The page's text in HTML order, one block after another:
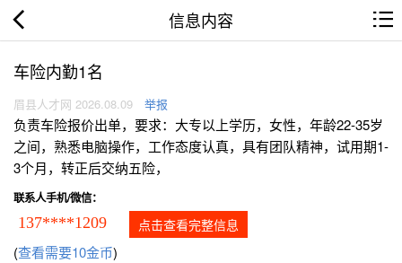
信息内容
车险内勤1名
眉县人才网 2026.08.09 举报
负责车险报价出单，要求：大专以上学历，女性，年龄22-35岁
之间，熟悉电脑操作，工作态度认真，具有团队精神，试用期1-
3个月，转正后交纳五险，
联系人手机/微信：
137****1209 点击查看完整信息
(查看需要10金币)